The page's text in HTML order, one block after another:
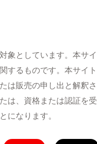
象としています。本サイ
するものです。本サイト
は販売の申し出と解釈さ
は、資格または認証を受
になります。